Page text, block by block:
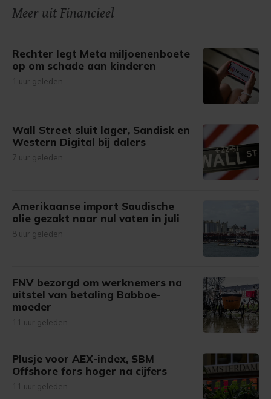
Meer uit Financieel
Rechter legt Meta miljoenenboete
op om schade aan kinderen
1 uur geleden
Wall Street sluit lager, Sandisk en
Western Digital bij dalers
7 uur geleden
Amerikaanse import Saudische
olie gezakt naar nul vaten in juli
8 uur geleden
FNV bezorgd om werknemers na
uitstel van betaling Babboe-
moeder
11 uur geleden
Plusje voor AEX-index, SBM
Offshore fors hoger na cijfers
11 uur geleden